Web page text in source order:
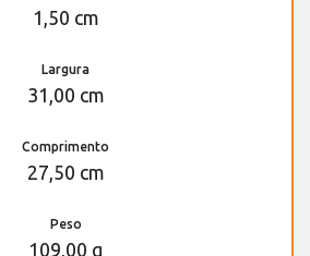
1,50 cm
Largura
31,00 cm
Comprimento
27,50 cm
Peso
109,00 g